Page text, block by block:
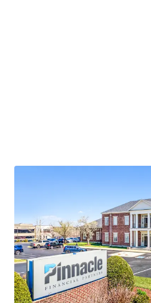
Operating on an absolute
of lease term remaining
escalations
Pinnacle Financial
TN & largest bank
investment grade rating